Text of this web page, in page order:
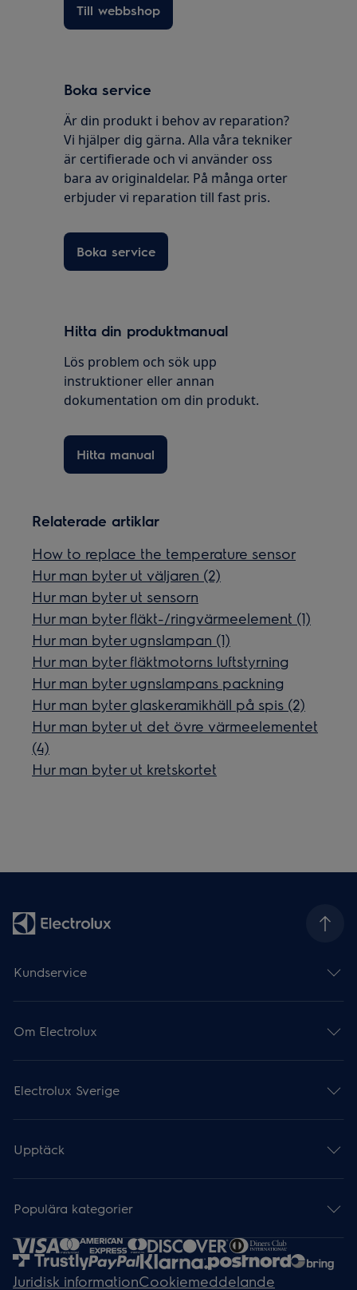
Till webbshop
Boka service
Är din produkt i behov av reparation?
Vi hjälper dig gärna. Alla våra tekniker
är certifierade och vi använder oss
bara av originaldelar. På många orter
erbjuder vi reparation till fast pris.
Boka service
Hitta din produktmanual
Lös problem och sök upp
instruktioner eller annan
dokumentation om din produkt.
Hitta manual
Relaterade artiklar
How to replace the temperature sensor
Hur man byter ut väljaren (2)
Hur man byter ut sensorn
Hur man byter fläkt-/ringvärmeelement (1)
Hur man byter ugnslampan (1)
Hur man byter fläktmotorns luftstyrning
Hur man byter ugnslampans packning
Hur man byter glaskeramikhäll på spis (2)
Hur man byter ut det övre värmeelementet
(4)
Hur man byter ut kretskortet
Kundservice
Om Electrolux
Electrolux Sverige
Upptäck
Populära kategorier
Juridisk informationCookiemeddelande